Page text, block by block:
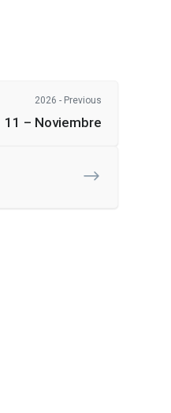
2026 - Previous
11 – Noviembre